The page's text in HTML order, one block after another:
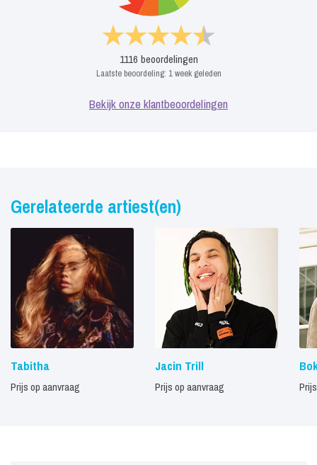
1116 beoordelingen
Laatste beoordeling: 1 week geleden
Bekijk onze klantbeoordelingen
Gerelateerde artiest(en)
Tabitha
Prijs op aanvraag
Jacin Trill
Prijs op aanvraag